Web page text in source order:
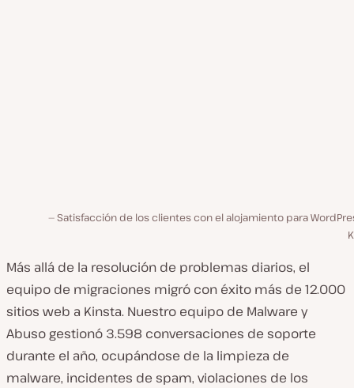
Satisfacción de los clientes con el alojamiento para
Más allá de la resolución de problemas diarios, el
equipo de migraciones migró con éxito más de 12.000
sitios web a Kinsta. Nuestro equipo de Malware y
Abuso gestionó 3.598 conversaciones de soporte
durante el año, ocupándose de la limpieza de
malware, incidentes de spam, violaciones de los